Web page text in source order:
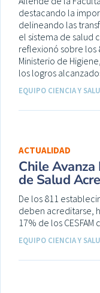
destacando la
delineando las
el sistema de salud
reflexionó sobre los
Ministerio de
los logros
EQUIPO CIENCIA Y
ACTUALIDAD
Chile
de Salud
De los 811
deben acreditarse,
17% de los
EQUIPO CIENCIA Y